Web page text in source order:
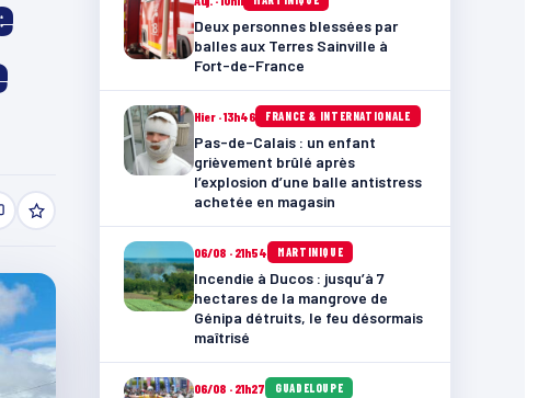
Deux personnes blessées par
balles aux Terres Sainville à
Fort-de-France
Hier · 13h46 FRANCE & INTERNATIONALE
Pas-de-Calais : un enfant
grièvement brûlé après
l’explosion d’une balle antistress
achetée en magasin
06/08 · 21h54 MARTINIQUE
Incendie à Ducos : jusqu’à 7
hectares de la mangrove de
Génipa détruits, le feu désormais
maîtrisé
06/08 · 21h27 GUADELOUPE